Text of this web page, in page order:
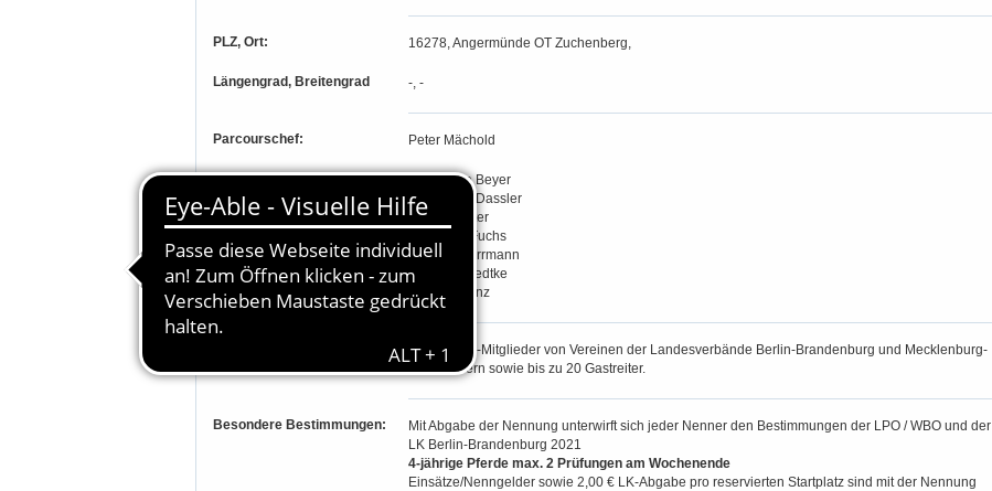
PLZ, Ort: 16278, Angermünde OT Zuchenberg,
Längengrad, Breitengrad -, -
Parcourschef: Peter Mächold
Richter:
Hannelore Beyer
Konstanze Dassler
Claus Förster
Katharina Fuchs
Claudia Herrmann
Gabriele Liedtke
Regina Stenz
Alle Stamm-Mitglieder von Vereinen der Landesverbände Berlin-Brandenburg und Mecklenburg-
Vorpommern sowie bis zu 20 Gastreiter.
Besondere Bestimmungen:
Mit Abgabe der Nennung unterwirft sich jeder Nenner den Bestimmungen der LPO / WBO und der
LK Berlin-Brandenburg 2021
4-jährige Pferde max. 2 Prüfungen am Wochenende
Einsätze/Nenngelder sowie 2,00 € LK-Abgabe pro reservierten Startplatz sind mit der Nennung